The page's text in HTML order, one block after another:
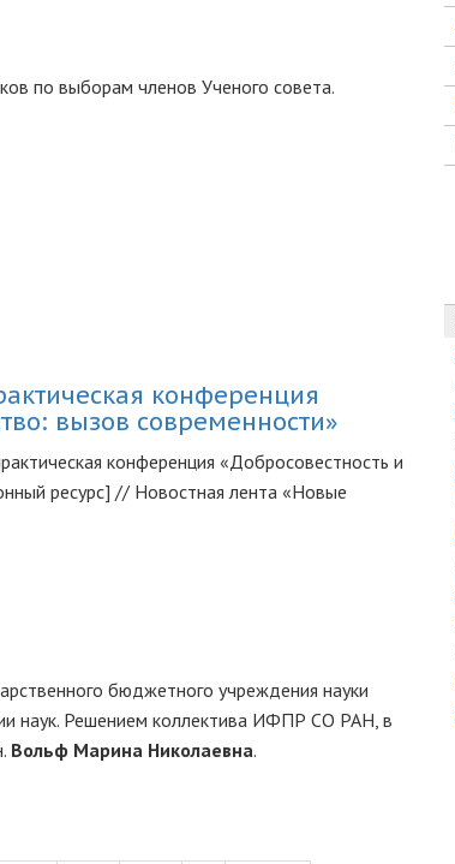
по выборам членов Ученого совета.
конференция
вызов современности»
конференция «Добросовестность и
ресурс] // Новостная лента «Новые
бюджетного учреждения науки
наук. Решением коллектива ИФПР СО РАН, в
Вольф Марина Николаевна.